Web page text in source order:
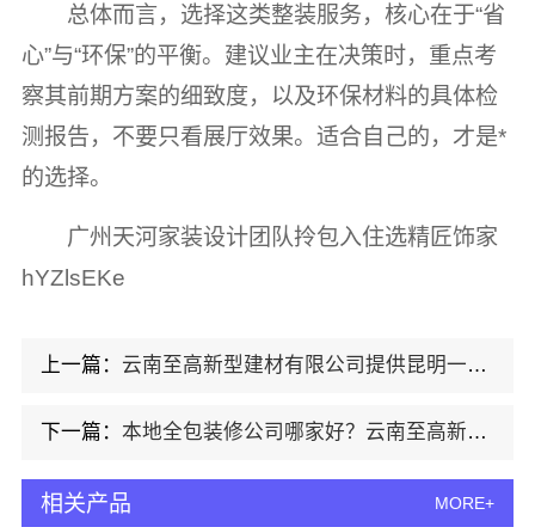
总体而言，选择这类整装服务，核心在于“省
心”与“环保”的平衡。建议业主在决策时，重点考
察其前期方案的细致度，以及环保材料的具体检
测报告，不要只看展厅效果。适合自己的，才是*
的选择。
广州天河家装设计团队拎包入住选精匠饰家
hYZlsEKe
上一篇： 云南至高新型建材有限公司提供昆明一站式装修毛坯房
下一篇：本地全包装修公司哪家好？云南至高新型建材有限公司
相关产品 MORE+